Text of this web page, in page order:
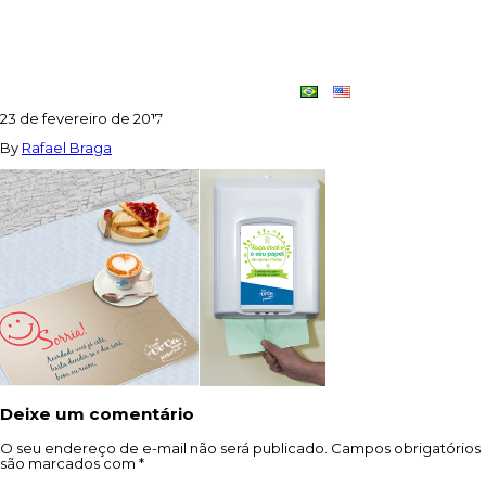
Criativa
23 de fevereiro de 2017
By Rafael Braga
Deixe um comentário
O seu endereço de e-mail não será publicado. Campos obrigatórios
são marcados com *